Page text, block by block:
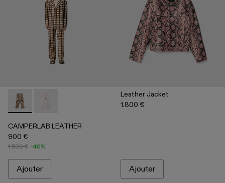
CAMPERLAB LEATHER - AU00041-002 - Pantalon en cuir
CAMPERLAB LEATHER - AU00041-001 - Pantalon
CAMPERLAB LEATHER
900 €
1.500 € -40%
Ajouter
Leather Jacket
1.800 €
Ajouter